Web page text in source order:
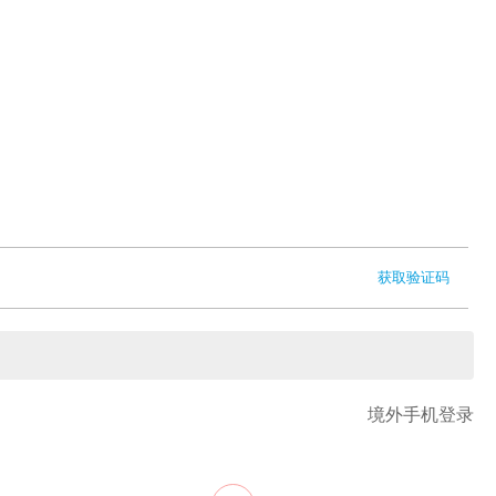
获取验证码
境外手机登录